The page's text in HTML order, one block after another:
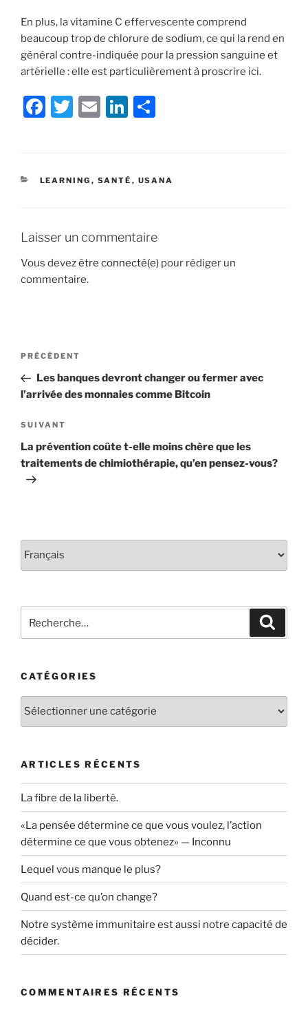
En plus, la vitamine C effervescente comprend
beaucoup trop de chlorure de sodium, ce qui la rend en
général contre-indiquée pour la pression sanguine et
artérielle : elle est particulièrement à proscrire ici.
F
e
o
k
T
er
E
l
Li
e e
CATÉGORIES
LEARNING , SANTÉ , USANA
Laisser un commentaire
Vous devezêtre connecté(e) pour rédiger un
commentaire.
Navigation
l'article
Article
précédent
PRÉCÉDENT
Les banques devront changer ou fermer avec
l’arrivée des monnaies comme Bitcoin
Article
suivant
SUIVANT
La prévention coûte t-elle moins chère que les
traitements de chimiothérapie, qu’en pensez-vous?
CATÉGORIES
Catégories
ARTICLES RÉCENTS
La fibre de la liberté.
«La pensée détermine ce que vous voulez, l’action
détermine ce que vous obtenez» — Inconnu
Lequel vous manque le plus?
Quand est-ce qu’on change?
Notre système immunitaire est aussi notre capacité de
décider.
COMMENTAIRES RÉCENTS